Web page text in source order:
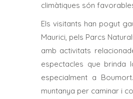
climàtiques són
Els visitants han pogut
Maurici, pels Parcs
amb activitats
espectacles que
especialment a
muntanya per caminar i